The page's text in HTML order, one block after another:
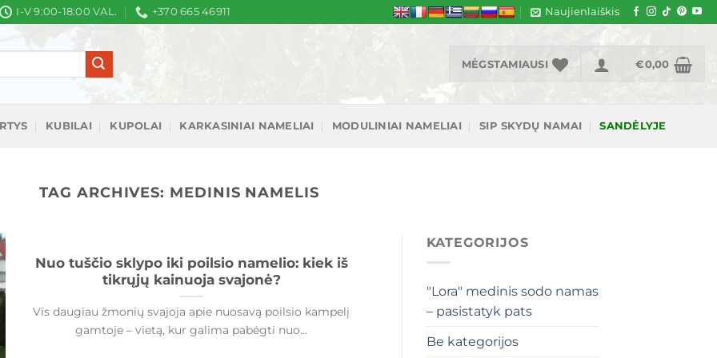
I-V 9:00-18:00 VAL. +370 665 46911 Naujienlaiškis
MĖGSTAMIAUSI €0,00
KUBILAI KUPOLAI KARKASINIAI NAMELIAI MODULINIAI NAMELIAI SIP SKYDŲ NAMAI SANDĖLYJE
TAG ARCHIVES: MEDINIS NAMELIS
Nuo tuščio sklypo iki poilsio namelio: kiek iš
tikrųjų kainuoja svajonė?
Vis daugiau žmonių svajoja apie nuosavą poilsio kampelį
gamtoje – vietą, kur galima pabėgti nuo...
KATEGORIJOS
"Lora" medinis sodo namas
– pasistatyk pats
Be kategorijos